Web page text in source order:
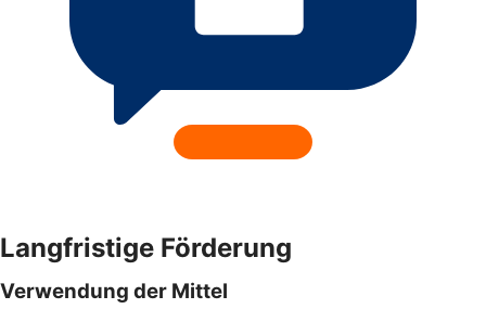
Langfristige Förderung
Verwendung der Mittel